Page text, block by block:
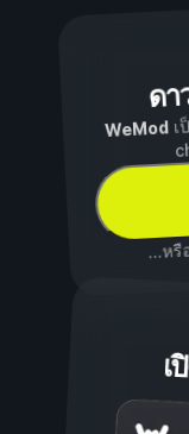
ด
WeModเ
...หรื
เ